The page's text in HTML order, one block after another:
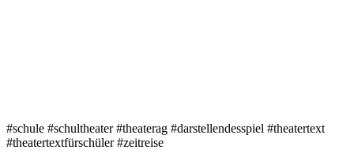
#schule #schultheater #theaterag #darstellendesspiel #theatertext
#theatertextfürschüler #zeitreise